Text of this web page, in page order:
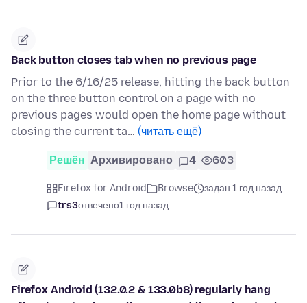
Back button closes tab when no previous page
Prior to the 6/16/25 release, hitting the back button
on the three button control on a page with no
previous pages would open the home page without
closing the current ta… (читать ещё)
Решён Архивировано 4 603
Firefox for Android Browse
задан 1 год назад
trs3отвечено1 год назад
Firefox Android (132.0.2 & 133.0b8) regularly hang